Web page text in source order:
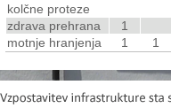
kolčne proteze
zdrava prehrana
1
motnje hranjenja
1 1